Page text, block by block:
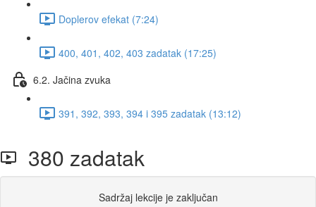
Doplerov efekat (7:24)
400, 401, 402, 403 zadatak (17:25)
6.2. Jačina zvuka
391, 392, 393, 394 i 395 zadatak (13:12)
380 zadatak
Sadržaj lekcije je zaključan